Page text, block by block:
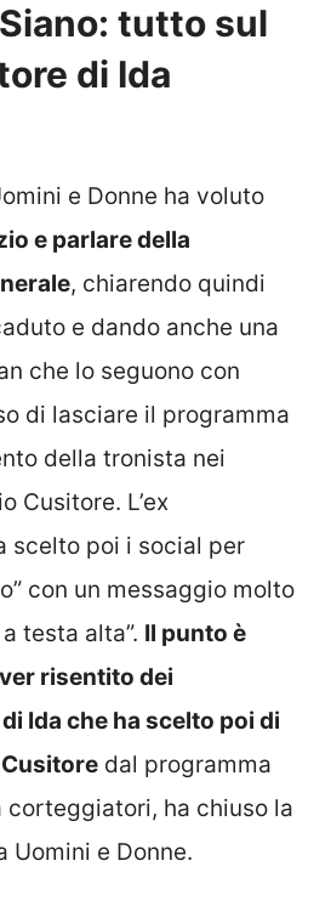
tutto sul
di Ida
e Donne ha voluto
e parlare della
, chiarendo quindi
e dando anche una
che lo seguono con
di lasciare il programma
della tronista nei
Cusitore. L’ex
scelto poi i social per
con un messaggio molto
testa alta”. Il punto è
risentito dei
Ida che ha scelto poi di
dal programma
corteggiatori, ha chiuso la
Uomini e Donne.